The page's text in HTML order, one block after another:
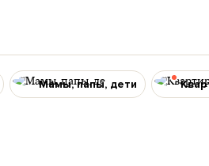
Мамы, папы, дети